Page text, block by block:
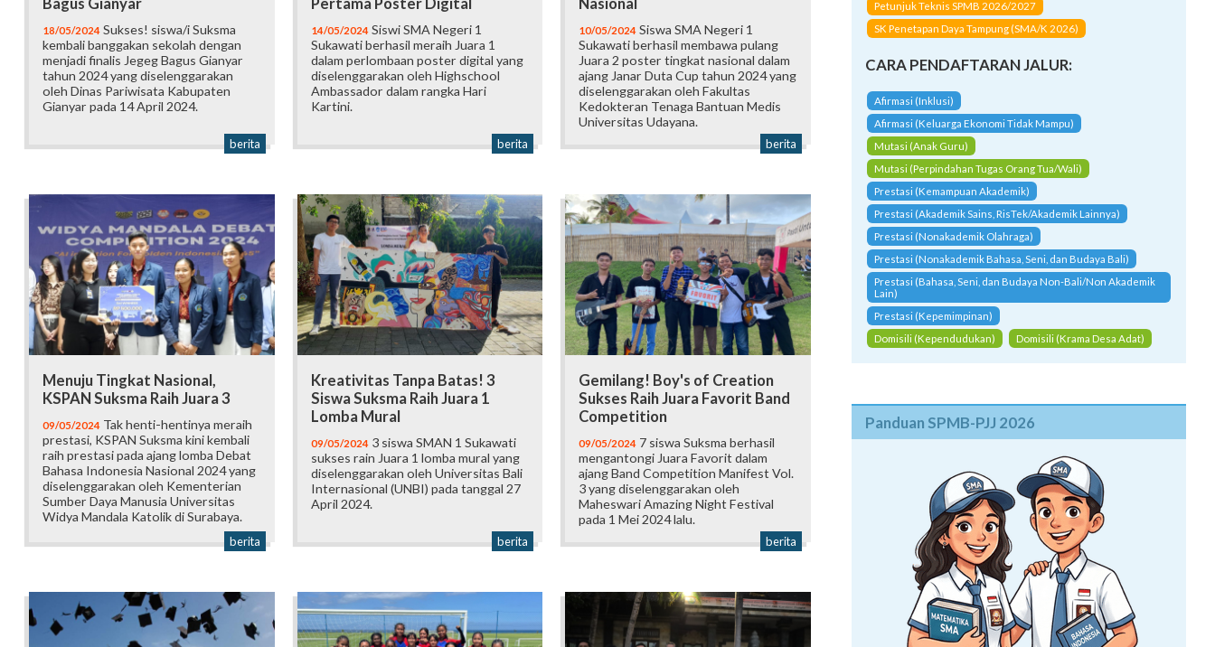
Bagus Gianyar
18/05/2024 Sukses! siswa/i Suksma
kembali banggakan sekolah dengan
menjadi finalis Jegeg Bagus Gianyar
tahun 2024 yang diselenggarakan
oleh Dinas Pariwisata Kabupaten
Gianyar pada 14 April 2024.
berita
Pertama Poster Digital
14/05/2024Siswi SMA Negeri 1
Sukawati berhasil meraih Juara 1
dalam perlombaan poster digital yang
diselenggarakan oleh Highschool
Ambassador dalam rangka Hari
Kartini.
berita
Nasional
10/05/2024 Siswa SMA Negeri 1
Sukawati berhasil membawa pulang
Juara 2 poster tingkat nasional dalam
ajang Janar Duta Cup tahun 2024 yang
diselenggarakan oleh Fakultas
Kedokteran Tenaga Bantuan Medis
Universitas Udayana.
berita
Menuju Tingkat Nasional,
KSPAN Suksma Raih Juara 3
09/05/2024 Tak henti-hentinya meraih
prestasi, KSPAN Suksma kini kembali
raih prestasi pada ajang lomba Debat
Bahasa Indonesia Nasional 2024 yang
diselenggarakan oleh Kementerian
Sumber Daya Manusia Universitas
Widya Mandala Katolik di Surabaya.
berita
Kreativitas Tanpa Batas! 3
Siswa Suksma Raih Juara 1
Lomba Mural
09/05/20243 siswa SMAN 1 Sukawati
sukses rain Juara 1 lomba mural yang
diselenggarakan oleh Universitas Bali
Internasional (UNBI) pada tanggal 27
April 2024.
berita
Gemilang! Boy's of Creation
Sukses Raih Juara Favorit Band
Competition
09/05/2024 7 siswa Suksma berhasil
mengantongi Juara Favorit dalam
ajang Band Competition Manifest Vol.
3 yang diselenggarakan oleh
Maheswari Amazing Night Festival
pada 1 Mei 2024 lalu.
berita
Petunjuk Teknis SPMB 2026/2027
SK Penetapan Daya Tampung (SMA/K 2026)
CARA PENDAFTARAN JALUR:
Afirmasi (Inklusi)
Afirmasi (Keluarga Ekonomi Tidak Mampu)
Mutasi (Anak Guru)
Mutasi (Perpindahan Tugas Orang Tua/Wali)
Prestasi (Kemampuan Akademik)
Prestasi (Akademik Sains, RisTek/Akademik Lainnya)
Prestasi (Nonakademik Olahraga)
Prestasi (Nonakademik Bahasa, Seni, dan Budaya Bali)
Prestasi (Bahasa, Seni, dan Budaya Non-Bali/Non Akademik
Lain)
Prestasi (Kepemimpinan)
Domisili (Kependudukan)
Domisili (Krama Desa Adat)
Panduan SPMB-PJJ 2026